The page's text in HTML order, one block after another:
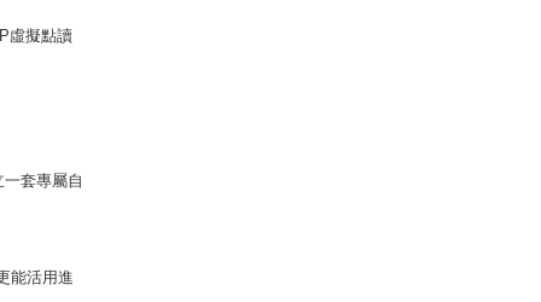
虛擬點讀
套專屬自
能活用進